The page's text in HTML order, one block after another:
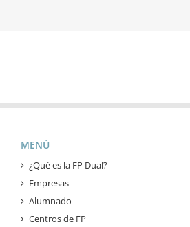
MENÚ
¿Qué es la FP Dual?
Empresas
Alumnado
Centros de FP